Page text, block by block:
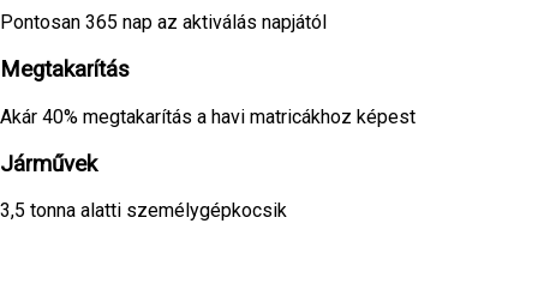
Pontosan 365 nap az aktiválás napjától
Megtakarítás
Akár 40% megtakarítás a havi matricákhoz képest
Járművek
3,5 tonna alatti személygépkocsik